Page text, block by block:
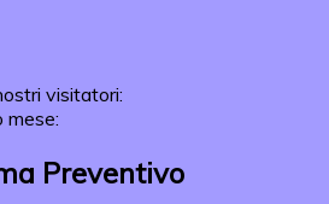
visitatori:
mese:
Preventivo